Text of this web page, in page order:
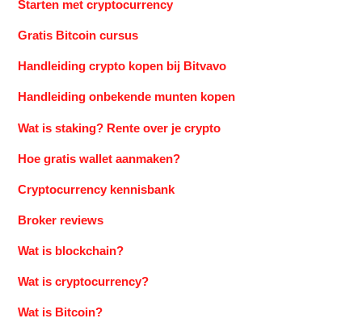
Starten met cryptocurrency
Gratis Bitcoin cursus
Handleiding crypto kopen bij Bitvavo
Handleiding onbekende munten kopen
Wat is staking? Rente over je crypto
Hoe gratis wallet aanmaken?
Cryptocurrency kennisbank
Broker reviews
Wat is blockchain?
Wat is cryptocurrency?
Wat is Bitcoin?